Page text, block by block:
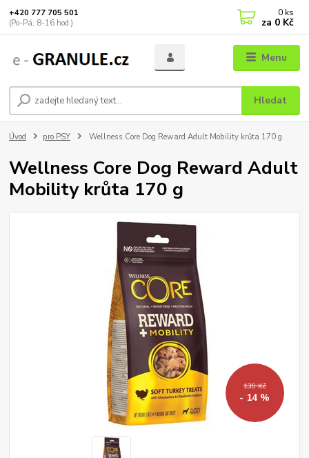
Menu
Hledat
+420 777 705 501
(Po-Pá, 8-16 hod.)
0 ks
za 0 Kč
Úvod pro PSY Wellness Core Dog Reward Adult Mobility krůta 170 g
Wellness Core Dog Reward Adult
Mobility krůta 170 g
139 Kč
- 14 %